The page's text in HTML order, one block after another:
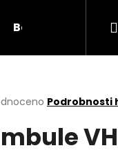
Bambule
Podrobnosti
VH